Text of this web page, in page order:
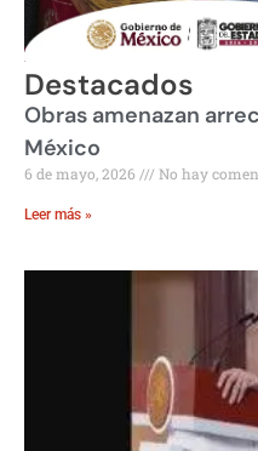
Destacados
Obras amenazan
México
6 de mayo, 2026 No hay
Leer más »